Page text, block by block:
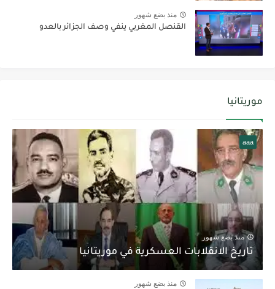
منذ بضع شهور
القنصل المغربي ينفي وصف الجزائر بالعدو
موريتانيا
aaa
منذ بضع شهور
تاريخ الانقلابات العسكرية في موريتانيا
منذ بضع شهور